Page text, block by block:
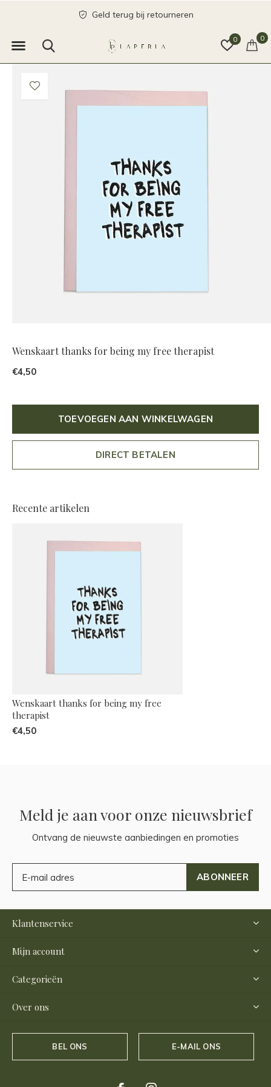
0 0
Geld terug bij retourneren
Wenskaart thanks for being my free therapist
€4,50
TOEVOEGEN AAN WINKELWAGEN
DIRECT BETALEN
Recente artikelen
Wenskaart thanks for being my free
therapist
€4,50
Meld je aan voor onze nieuwsbrief
Ontvang de nieuwste aanbiedingen en promoties
ABONNEER
Klantenservice
Mijn account
Categorieën
Over ons
BEL ONS E-MAIL ONS